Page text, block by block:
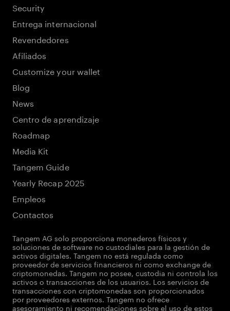
Security
Entrega internacional
Revendedores
Afiliados
Customize your wallet
Blog
News
Centro de aprendizaje
Roadmap
Media Kit
Tangem Guide
Yearly Recap 2025
Empleos
Contactos
Tangem AG solo proporciona monederos físicos y
soluciones de software no custodiales para la gestión de
activos digitales. Tangem no está regulada como
proveedor de servicios financieros ni como exchange de
criptomonedas. Tangem no posee, custodia ni controla los
activos o transacciones de los usuarios. Los servicios de
transacciones con criptomonedas son proporcionados
por proveedores externos. Tangem no ofrece
asesoramiento ni recomendaciones sobre el uso de estos